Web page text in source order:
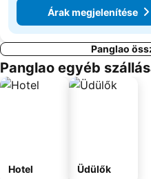
Árak megjelenítése
Panglao
Panglao egyéb
Hotel Üdülők